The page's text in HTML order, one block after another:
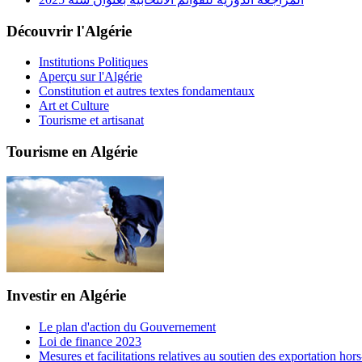
Découvrir l'Algérie
Institutions Politiques
Aperçu sur l'Algérie
Constitution et autres textes fondamentaux
Art et Culture
Tourisme et artisanat
Tourisme en Algérie
Investir en Algérie
Le plan d'action du Gouvernement
Loi de finance 2023
Mesures et facilitations relatives au soutien des exportation